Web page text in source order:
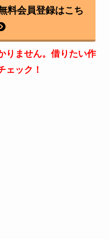
料会員登録はこち
りません。借りたい作
ェック！